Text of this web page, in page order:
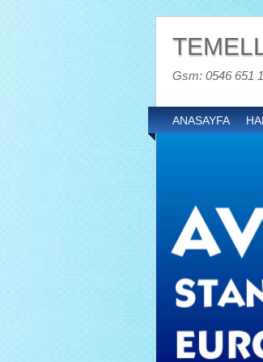
Gsm: 0546 651
ANASAYFA